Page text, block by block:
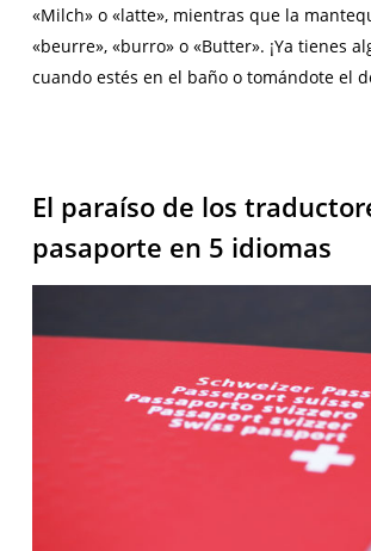
«Milch» o «latte», mientras que la
«beurre», «burro» o «Butter». ¡Ya tienes
cuando estés en el baño o tomándote el
El paraíso de los
pasaporte en 5 idiomas